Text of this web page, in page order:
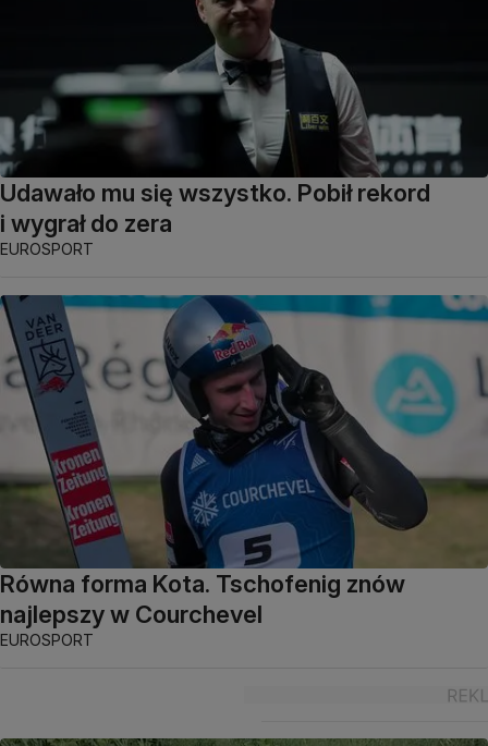
Udawało mu się wszystko. Pobił rekord
i wygrał do zera
EUROSPORT
Równa forma Kota. Tschofenig znów
najlepszy w Courchevel
EUROSPORT